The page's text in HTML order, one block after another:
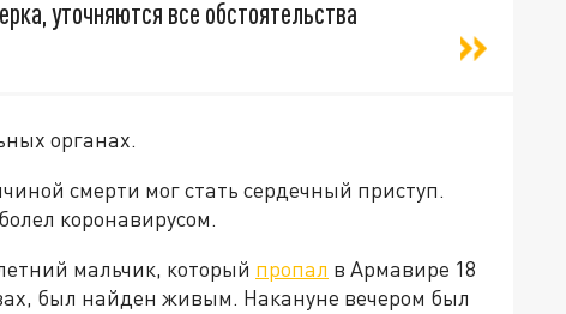
уточняются все обстоятельства
органах.
смерти мог стать сердечный приступ.
коронавирусом.
мальчик, который пропал в Армавире 18
был найден живым. Накануне вечером был